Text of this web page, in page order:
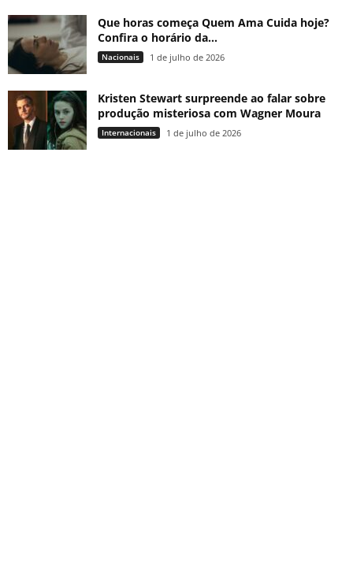
Que horas começa Quem Ama Cuida hoje?
Confira o horário da...
Nacionais 1 de julho de 2026
Kristen Stewart surpreende ao falar sobre
produção misteriosa com Wagner Moura
Internacionais 1 de julho de 2026